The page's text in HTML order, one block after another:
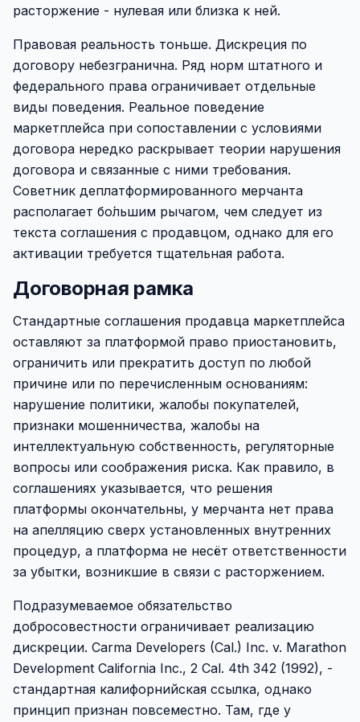
расторжение - нулевая или близка к ней.
Правовая реальность тоньше. Дискреция по
договору небезгранична. Ряд норм штатного и
федерального права ограничивает отдельные
виды поведения. Реальное поведение
маркетплейса при сопоставлении с условиями
договора нередко раскрывает теории нарушения
договора и связанные с ними требования.
Советник деплатформированного мерчанта
располагает бо́льшим рычагом, чем следует из
текста соглашения с продавцом, однако для его
активации требуется тщательная работа.
Договорная рамка
Стандартные соглашения продавца маркетплейса
оставляют за платформой право приостановить,
ограничить или прекратить доступ по любой
причине или по перечисленным основаниям:
нарушение политики, жалобы покупателей,
признаки мошенничества, жалобы на
интеллектуальную собственность, регуляторные
вопросы или соображения риска. Как правило, в
соглашениях указывается, что решения
платформы окончательны, у мерчанта нет права
на апелляцию сверх установленных внутренних
процедур, а платформа не несёт ответственности
за убытки, возникшие в связи с расторжением.
Подразумеваемое обязательство
добросовестности ограничивает реализацию
дискреции. Carma Developers (Cal.) Inc. v. Marathon
Development California Inc., 2 Cal. 4th 342 (1992), -
стандартная калифорнийская ссылка, однако
принцип признан повсеместно. Там, где у